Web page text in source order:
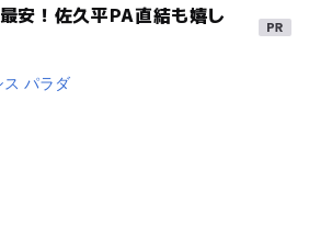
安！佐久平PA直結も嬉し